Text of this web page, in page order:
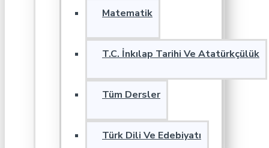
Matematik
T.C. İnkılap Tarihi Ve Atatürkçülük
Tüm Dersler
Türk Dili Ve Edebiyatı